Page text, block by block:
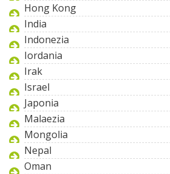
Hong Kong
India
Indonezia
Iordania
Irak
Israel
Japonia
Malaezia
Mongolia
Nepal
Oman